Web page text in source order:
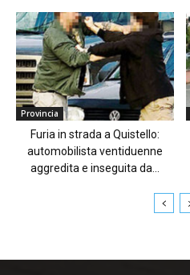
Provincia
Furia in strada a Quistello:
automobilista ventiduenne
aggredita e inseguita da...